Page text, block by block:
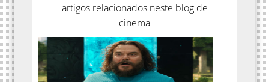
artigos relacionados neste blog de
cinema